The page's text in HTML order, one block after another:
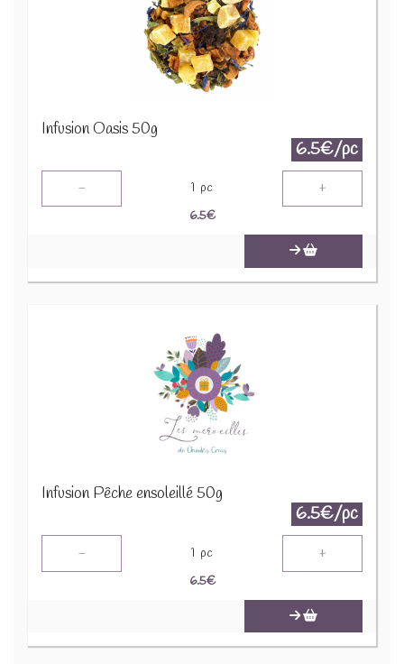
Infusion Oasis 50g
6.5€/pc
- 1 pc +
6.5€
Infusion Pêche ensoleillé 50g
6.5€/pc
- 1 pc +
6.5€